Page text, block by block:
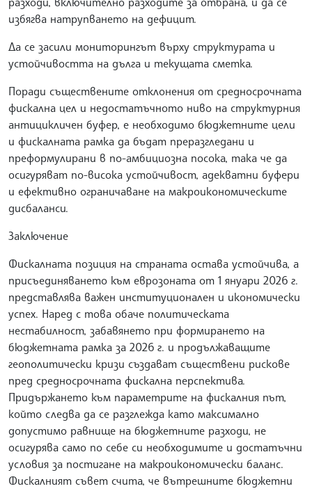
избягва натрупването на дефицит.
Да се засили мониторингът върху структурата и
устойчивостта на дълга и текущата сметка.
Поради съществените отклонения от средносрочната
фискална цел и недостатъчното ниво на структурния
антицикличен буфер, е необходимо бюджетните цели
и фискалната рамка да бъдат преразгледани и
преформулирани в по-амбициозна посока, така че да
осигуряват по-висока устойчивост, адекватни буфери
и ефективно ограничаване на макроикономическите
дисбаланси.
Заключение
Фискалната позиция на страната остава устойчива, а
присъединяването към еврозоната от 1 януари 2026 г.
представлява важен институционален и икономически
успех. Наред с това обаче политическата
нестабилност, забавянето при формирането на
бюджетната рамка за 2026 г. и продължаващите
геополитически кризи създават съществени рискове
пред средносрочната фискална перспектива.
Придържането към параметрите на фискалния път,
който следва да се разглежда като максимално
допустимо равнище на бюджетните разходи, не
осигурява само по себе си необходимите и достатъчни
условия за постигане на макроикономически баланс.
Фискалният съвет счита, че вътрешните бюджетни